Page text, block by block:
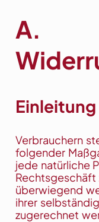
A.
Einleitung
Verbrauchern
folgender
jede natürliche
überwiegend
ihrer
zugerechnet